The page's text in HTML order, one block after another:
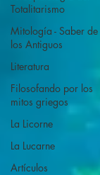
Totalitarismo
Mitología - Saber de
los Antiguos
Literatura
Filosofando por los
mitos griegos
La Licorne
La Lucarne
Artículos